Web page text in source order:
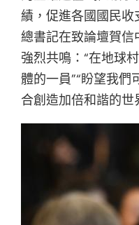
績，促進各國國民收
總書記在致論壇賀
強烈共鳴：“在地球
體的一員”“盼望我們
合創造加倍和諧的世